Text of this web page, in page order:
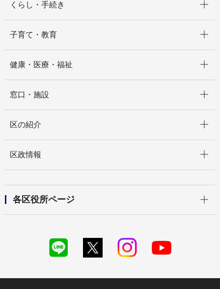
くらし・手続き
子育て・教育
健康・医療・福祉
窓口・施設
区の紹介
区政情報
各区役所ページ